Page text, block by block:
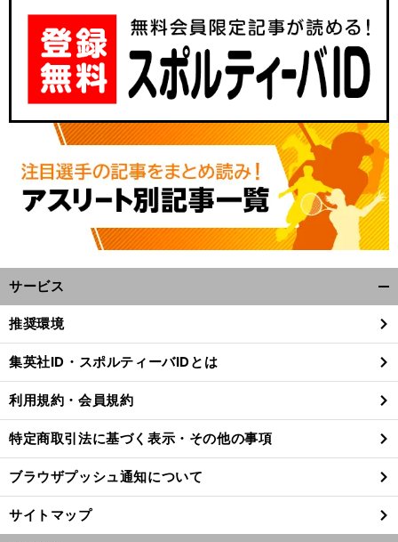
GK
へ
サービス
閉
る
推奨環境
集英社ID・スポルティーバIDとは
利用規約・会員規約
特定商取引法に基づく表示・その他の事項
ブラウザプッシュ通知について
サイトマップ